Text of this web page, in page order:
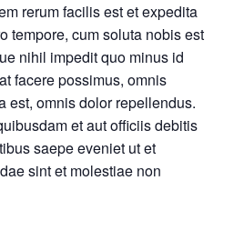
rerum facilis est et expedita
tempore, cum soluta nobis est
nihil impedit quo minus id
facere possimus, omnis
est, omnis dolor repellendus.
et aut officiis debitis
saepe eveniet ut et
sint et molestiae non